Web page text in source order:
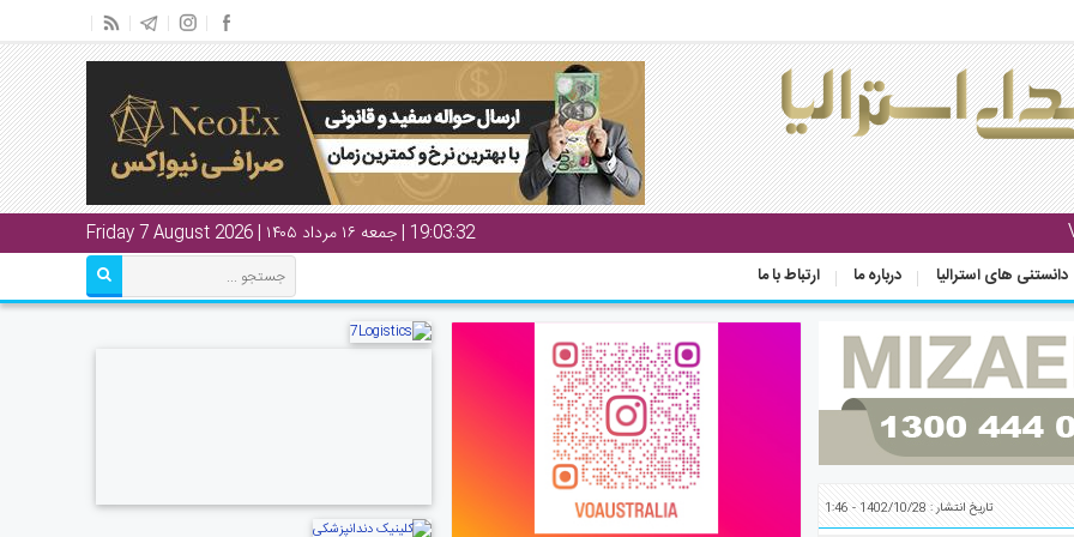
19:03:33 | جمعه ۱۶ مرداد ۱۴۰۵ | Friday 7 August 2026
دانستنی های استرالیا درباره ما ارتباط با ما
تاریخ انتشار : 1402/10/28 - 1:46